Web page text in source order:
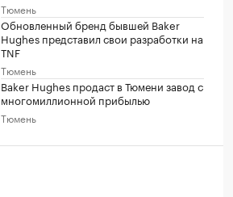
Тюмень
Обновленный бренд бывшей Baker
Hughes представил свои разработки на
TNF
Тюмень
Baker Hughes продаст в Тюмени завод с
многомиллионной прибылью
Тюмень